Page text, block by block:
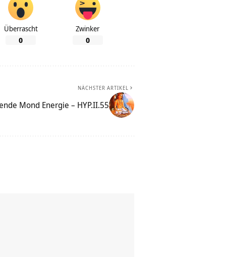
Überrascht
0
Zwinker
0
NÄCHSTER ARTIKEL
Mond Energie – HYP.II.55